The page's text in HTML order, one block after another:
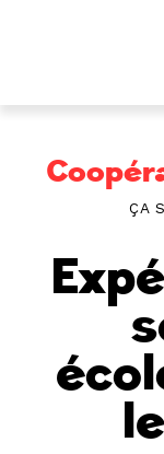
ÇA
Panneau de